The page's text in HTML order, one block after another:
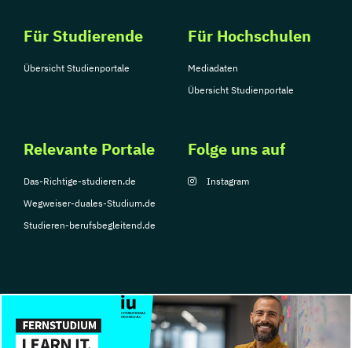
Für Studierende
Übersicht Studienportale
Für Hochschulen
Mediadaten
Übersicht Studienportale
Relevante Portale
Das-Richtige-studieren.de
Wegweiser-duales-Studium.de
Studieren-berufsbegleitend.de
Folge uns auf
Instagram
© Copyright 2026, TarGroup Media GmbH